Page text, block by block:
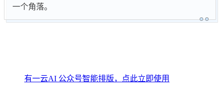
一个角落。
有一云AI 公众号智能排版，点此立即使用